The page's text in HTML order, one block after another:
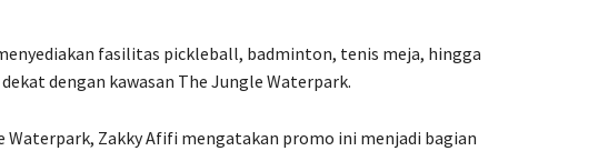
fasilitas pickleball, badminton, tenis meja, hingga
dengan kawasan The Jungle Waterpark.
Waterpark, Zakky Afifi mengatakan promo ini menjadi bagian